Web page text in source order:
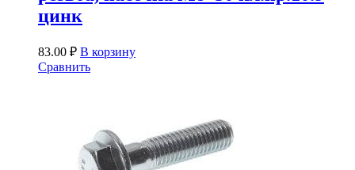
цинк
83.00 ₽ В корзину
Сравнить